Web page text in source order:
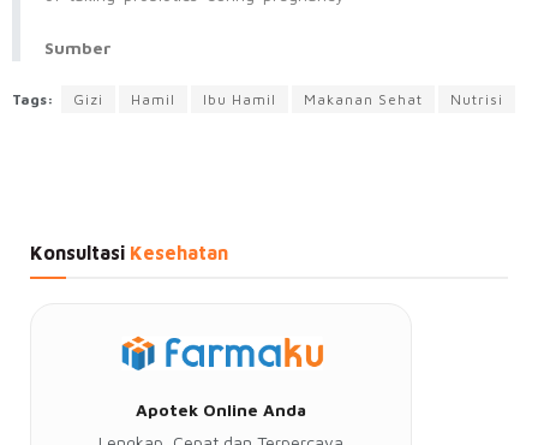
Sumber
Tags: Gizi Hamil Ibu Hamil Makanan Sehat Nutrisi
Konsultasi Kesehatan
Apotek Online Anda